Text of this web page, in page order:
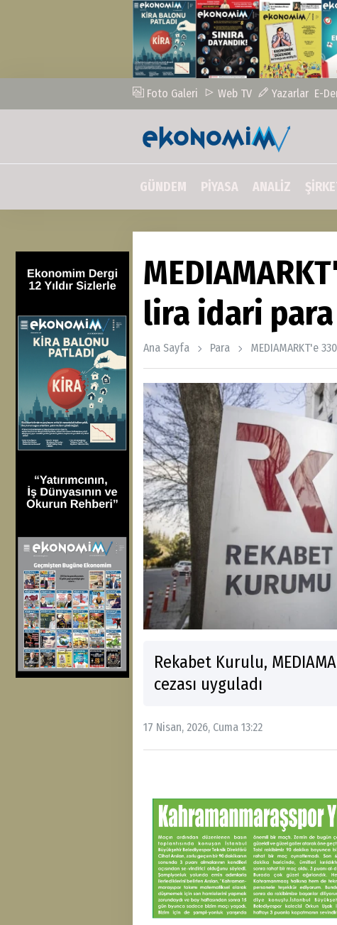
Foto Galeri Web TV Yazarlar E-
GÜNDEM PİYASA ANALİZ
lira idari para
Ana Sayfa Para MEDIAMARKT'e
Rekabet Kurulu,
cezası uyguladı
17 Nisan, 2026, Cuma 13:22